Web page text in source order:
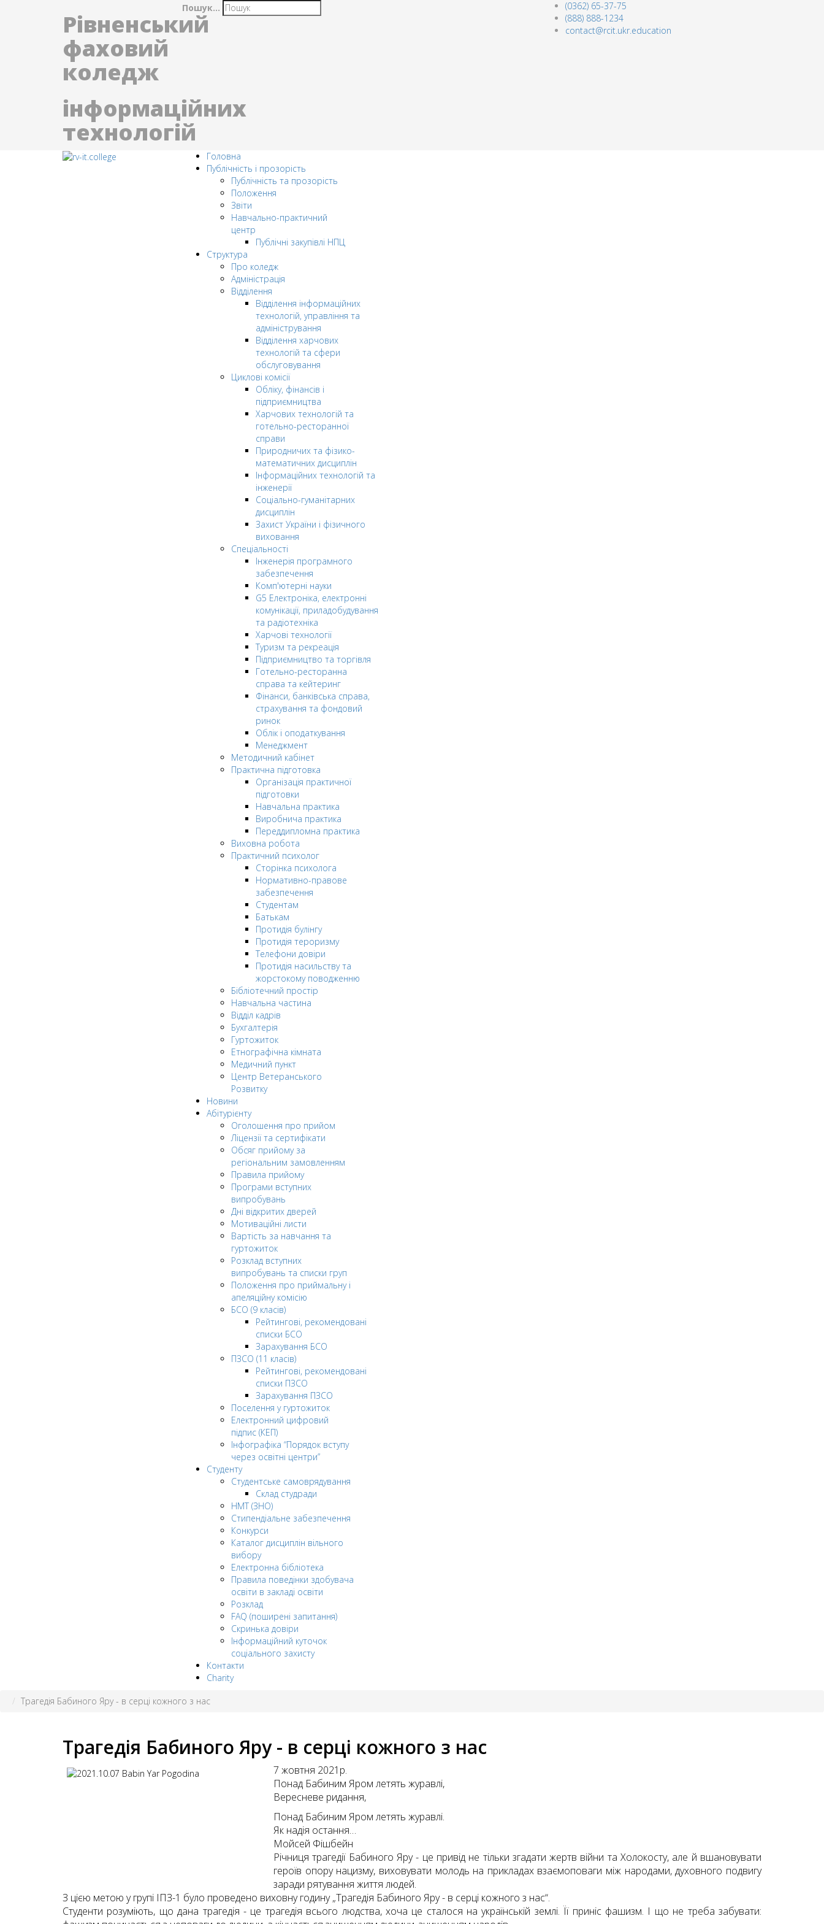
Рівненський
фаховий
коледж
інформаційних
технологій
Пошук...
(0362) 65-37-75
(888) 888-1234
contact@rcit.ukr.education
Головна
Публічність і прозорість
Публічність та прозорість
Положення
Звіти
Навчально-практичний
центр
Публічні закупівлі НПЦ
Структура
Про коледж
Адміністрація
Відділення
Відділення інформаційних
технологій, управління та
адміністрування
Відділення харчових
технологій та сфери
обслуговування
Циклові комісії
Обліку, фінансів і
підприємництва
Харчових технологій та
готельно-ресторанної
справи
Природничих та фізико-
математичних дисциплін
Інформаційних технологій та
інженерії
Соціально-гуманітарних
дисциплін
Захист України і фізичного
виховання
Спеціальності
Інженерія програмного
забезпечення
Комп'ютерні науки
G5 Електроніка, електронні
комунікації, приладобудування
та радіотехніка
Харчові технології
Туризм та рекреація
Підприємництво та торгівля
Готельно-ресторанна
справа та кейтеринг
Фінанси, банківська справа,
страхування та фондовий
ринок
Облік і оподаткування
Менеджмент
Методичний кабінет
Практична підготовка
Організація практичної
підготовки
Навчальна практика
Виробнича практика
Переддипломна практика
Виховна робота
Практичний психолог
Сторінка психолога
Нормативно-правове
забезпечення
Студентам
Батькам
Протидія булінгу
Протидія тероризму
Телефони довіри
Протидія насильству та
жорстокому поводженню
Бібліотечний простір
Навчальна частина
Відділ кадрів
Бухгалтерія
Гуртожиток
Етнографічна кімната
Медичний пункт
Центр Ветеранського
Розвитку
Новини
Абітурієнту
Оголошення про прийом
Ліцензії та сертифікати
Обсяг прийому за
регіональним замовленням
Правила прийому
Програми вступних
випробувань
Дні відкритих дверей
Мотиваційні листи
Вартість за навчання та
гуртожиток
Розклад вступних
випробувань та списки груп
Положення про приймальну і
апеляційну комісію
БСО (9 класів)
Рейтингові, рекомендовані
списки БСО
Зарахування БСО
ПЗСО (11 класів)
Рейтингові, рекомендовані
списки ПЗСО
Зарахування ПЗСО
Поселення у гуртожиток
Електронний цифровий
підпис (КЕП)
Інфографіка “Порядок вступу
через освітні центри”
Студенту
Студентське самоврядування
Склад студради
НМТ (ЗНО)
Стипендіальне забезпечення
Конкурси
Каталог дисциплін вільного
вибору
Електронна бібліотека
Правила поведінки здобувача
освіти в закладі освіти
Розклад
FAQ (поширені запитання)
Скринька довіри
Інформаційний куточок
соціального захисту
Контакти
Charity
Трагедія Бабиного Яру - в серці кожного з нас
Трагедія Бабиного Яру - в серці кожного з нас
7 жовтня 2021р.
Понад Бабиним Яром летять журавлі,
Вересневе ридання,
Понад Бабиним Яром летять журавлі.
Як надія остання…
Мойсей Фішбейн
Річниця трагедії Бабиного Яру - це привід не тільки згадати жертв війни та Холокосту, але й вшановувати
героїв опору нацизму, виховувати молодь на прикладах взаємоповаги між народами, духовного подвигу
заради рятування життя людей.
З цією метою у групі ІПЗ-1 було проведено виховну годину „Трагедія Бабиного Яру - в серці кожного з нас“.
Студенти розуміють, що дана трагедія - це трагедія всього людства, хоча це сталося на українській землі. Її приніс фашизм. І що не треба забувати: